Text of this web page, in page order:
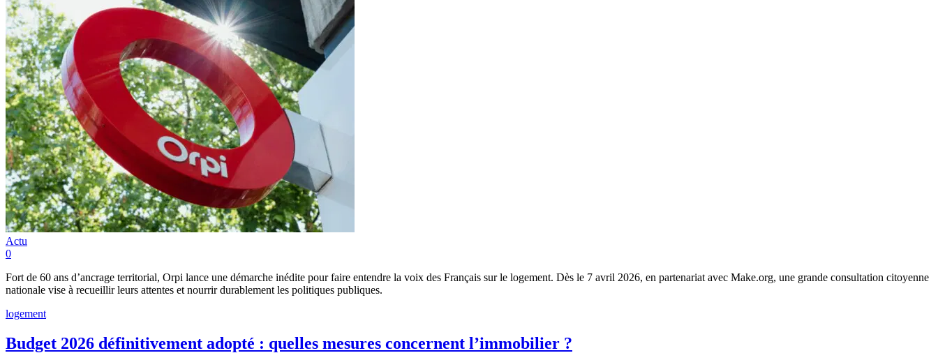
Actu
0
Fort de 60 ans d’ancrage territorial, Orpi lance une démarche inédite pour faire entendre la voix des Français sur le logement. Dès le 7 avril 2026, en partenariat avec Make.org, une grande consultation citoyenne
nationale vise à recueillir leurs attentes et nourrir durablement les politiques publiques.
logement
Budget 2026 définitivement adopté : quelles mesures concernent l’immobilier ?